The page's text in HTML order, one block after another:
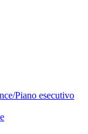
Piano esecutivo